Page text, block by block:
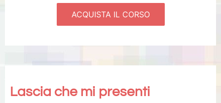
ACQUISTA IL CORSO
Lascia che mi presenti